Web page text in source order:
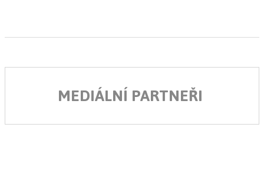
MEDIÁLNÍ PARTNEŘI